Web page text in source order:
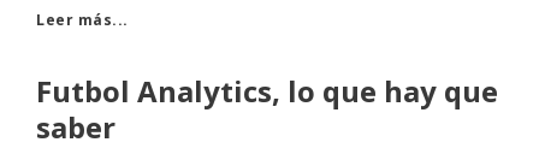
Leer más...
Futbol Analytics, lo que hay que
saber